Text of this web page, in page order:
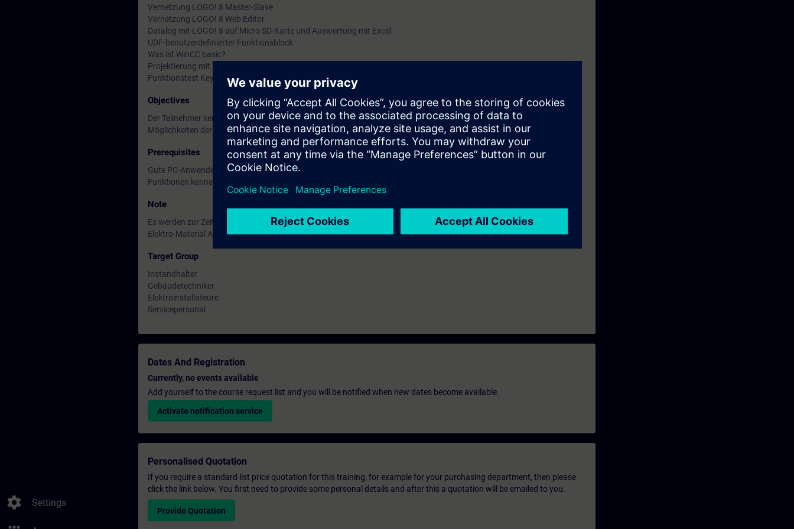
settings Settings
Vernetzung LOGO! 8 Master-Slave
Vernetzung LOGO! 8 Web Editor
Datalog mit LOGO! 8 auf Micro SD-Karte und Auswertung mit Excel
UDF-benutzerdefinierter Funktionsblock
Was ist WinCC basic?
Projektierung mit WinCC basic
Funktionstest Key Touch Panel 400 basic color 2nd Generation mit LOGO! 8
Objectives
Der Teilnehmer kennt die Vernetzungsmöglichkeiten mit LOGO!. Kann einfache Projekte mit WinCC erarbeiten. Kennt die
Möglichkeiten der Visualisierung mit dem LOGO! Web Editor.
Prerequisites
Gute PC-Anwenderkenntnisse und Erfahrung mit Windows basierenden Programmen.
Funktionen kennengelernt. Gute Grundkenntnisse in der Programmierung von LOGO! mit LOGO! Soft Comfort
Note
Es werden zur Zeit keine Kurse bei Siemens Schweiz durchgeführt, Kurstermine finden Sie bei Otto Fischer AG oder bei
Elektro-Material AG
Target Group
Instandhalter
Gebäudetechniker
Elektroinstallateure
Servicepersonal
Dates And Registration
Currently, no events available
Add yourself to the course request list and you will be notified when new dates become available.
Activate notification service
Personalised Quotation
If you require a standard list price quotation for this training, for example for your purchasing department, then please
click the link below. You first need to provide some personal details and after this a quotation will be emailed to you.
Provide Quotation